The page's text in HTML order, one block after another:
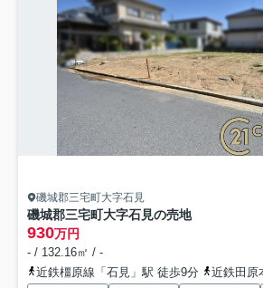
磯城郡三宅町大字石見
磯城郡三宅町大字石見の売地
930万円
- / 132.16㎡ / -
近鉄橿原線「石見」駅 徒歩9分
近鉄田原本